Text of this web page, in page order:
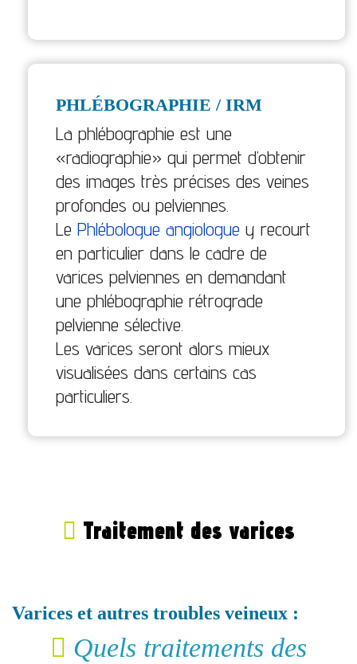
PHLÉBOGRAPHIE / IRM
La phlébographie est une
«radiographie» qui permet d’obtenir
des images très précises des veines
profondes ou pelviennes.
Le Phlébologue angiologue y recourt
en particulier dans le cadre de
varices pelviennes en demandant
une phlébographie rétrograde
pelvienne sélective.
Les varices seront alors mieux
visualisées dans certains cas
particuliers.
Traitement des varices
Varices et autres troubles veineux :
Quels traitements des